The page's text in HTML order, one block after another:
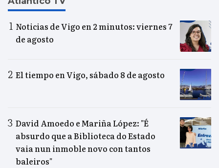
Noticias de Vigo en 2 minutos: viernes 7
de agosto
El tiempo en Vigo, sábado 8 de agosto
David Amoedo e Mariña López: "É
absurdo que a Biblioteca do Estado
vaia nun inmoble novo con tantos
baleiros"